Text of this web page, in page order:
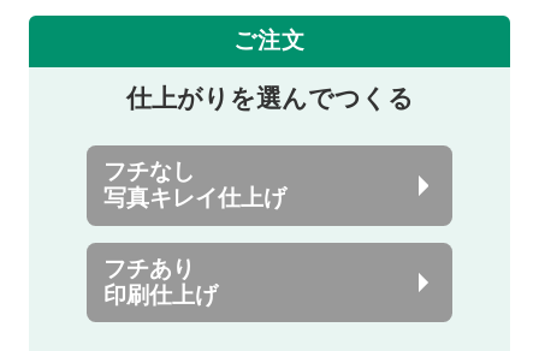
ご注文
仕上がりを選んでつくる
フチなし
写真キレイ仕上げ
フチあり
印刷仕上げ